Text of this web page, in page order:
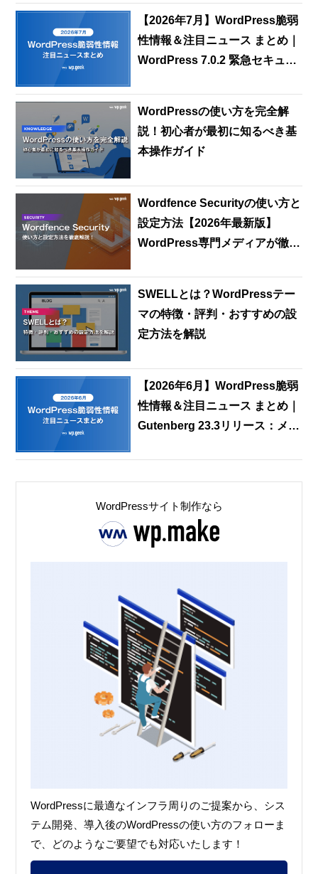
【2026年7月】WordPress脆弱
性情報＆注目ニュース まとめ｜
WordPress 7.0.2 緊急セキュリ
WordPressの使い方を完全解
説！初心者が最初に知るべき基
本操作ガイド
Wordfence Securityの使い方と
設定方法【2026年最新版】
WordPress専門メディアが徹底
SWELLとは？WordPressテー
マの特徴・評判・おすすめの設
定方法を解説
【2026年6月】WordPress脆弱
性情報＆注目ニュース まとめ｜
Gutenberg 23.3リリース：メデ
WordPressサイト制作なら
WordPressに最適なインフラ周りのご提案から、シス
テム開発、導入後のWordPressの使い方のフォローま
で、どのようなご要望でも対応いたします！